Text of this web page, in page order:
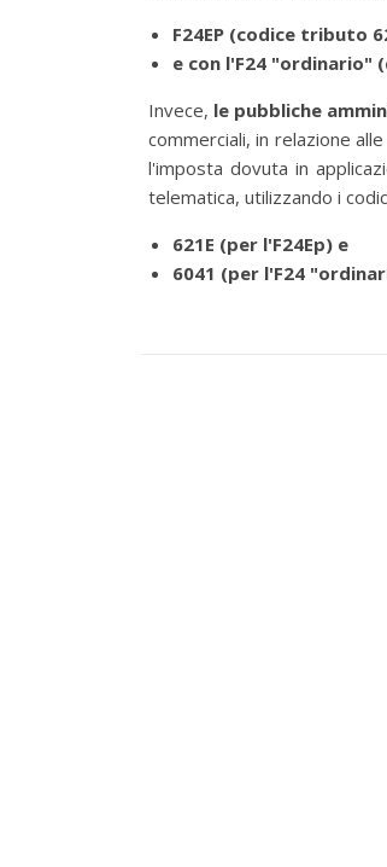
F24EP (codice tributo
e con l'F24 "ordinario"
Invece, le pubbliche
commerciali, in relazione
l'imposta dovuta in
telematica, utilizzando i
621E (per l'F24Ep) e
6041 (per l'F24